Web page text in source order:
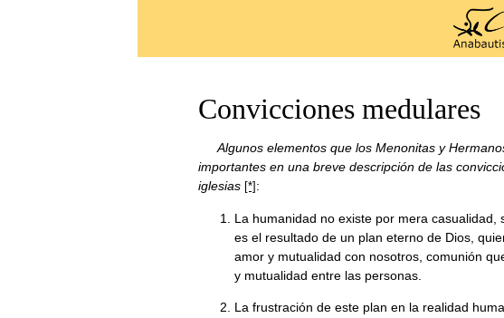
Convicciones medulares
Algunos elementos que los Menonitas y
importantes en una breve descripción de las
iglesias [*] :
La humanidad no existe por mera
es el resultado de un plan eterno de Dios,
amor y mutualidad con nosotros, comunión
y mutualidad entre las personas.
La frustración de este plan en la realidad